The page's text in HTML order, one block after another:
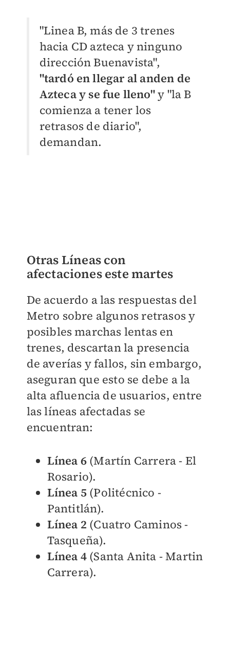
"Linea B, más de 3 trenes
hacia CD azteca y ninguno
dirección Buenavista",
"tardó en llegar al anden de
Azteca y se fue lleno"y "la B
comienza a tener los
retrasos de diario",
demandan.
Otras ​Líneas con
afectaciones este martes
De acuerdo a las respuestas del
Metro sobre algunos retrasos y
posibles marchas lentas en
trenes, descartan la presencia
de averías y fallos, sin embargo,
aseguran que esto se debe a la
alta afluencia de usuarios, entre
las líneas afectadas se
encuentran:
Línea 6(Martín Carrera - El
Rosario).
Línea 5 (Politécnico -
Pantitlán).
Línea 2 (Cuatro Caminos -
Tasqueña).
Línea 4(Santa Anita - Martin
Carrera).